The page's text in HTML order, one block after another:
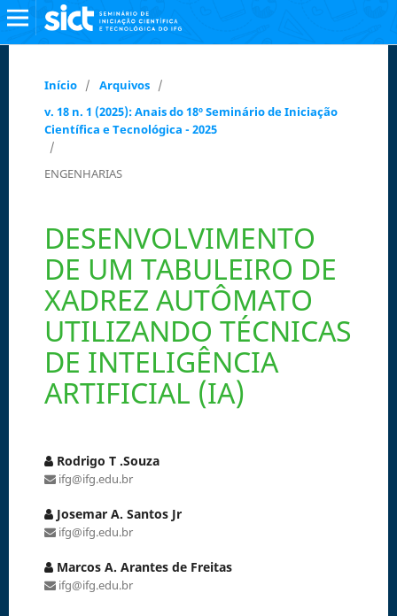
Início / Arquivos /
v. 18 n. 1 (2025): Anais do 18º Seminário de Iniciação
Científica e Tecnológica - 2025
/
ENGENHARIAS
DESENVOLVIMENTO
DE UM TABULEIRO DE
XADREZ AUTÔMATO
UTILIZANDO TÉCNICAS
DE INTELIGÊNCIA
ARTIFICIAL (IA)
Rodrigo T .Souza
ifg@ifg.edu.br
Josemar A. Santos Jr
ifg@ifg.edu.br
Marcos A. Arantes de Freitas
ifg@ifg.edu.br